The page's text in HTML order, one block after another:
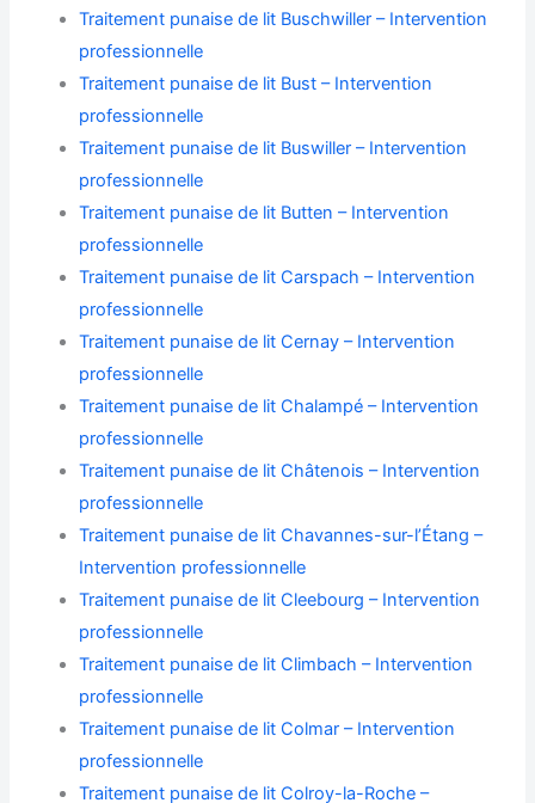
Traitement punaise de lit Buschwiller – Intervention
professionnelle
Traitement punaise de lit Bust – Intervention
professionnelle
Traitement punaise de lit Buswiller – Intervention
professionnelle
Traitement punaise de lit Butten – Intervention
professionnelle
Traitement punaise de lit Carspach – Intervention
professionnelle
Traitement punaise de lit Cernay – Intervention
professionnelle
Traitement punaise de lit Chalampé – Intervention
professionnelle
Traitement punaise de lit Châtenois – Intervention
professionnelle
Traitement punaise de lit Chavannes-sur-l’Étang –
Intervention professionnelle
Traitement punaise de lit Cleebourg – Intervention
professionnelle
Traitement punaise de lit Climbach – Intervention
professionnelle
Traitement punaise de lit Colmar – Intervention
professionnelle
Traitement punaise de lit Colroy-la-Roche –